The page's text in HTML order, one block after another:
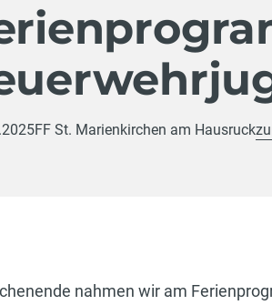
FF St. Marienkirchen am Hausruck
nahmen wir am